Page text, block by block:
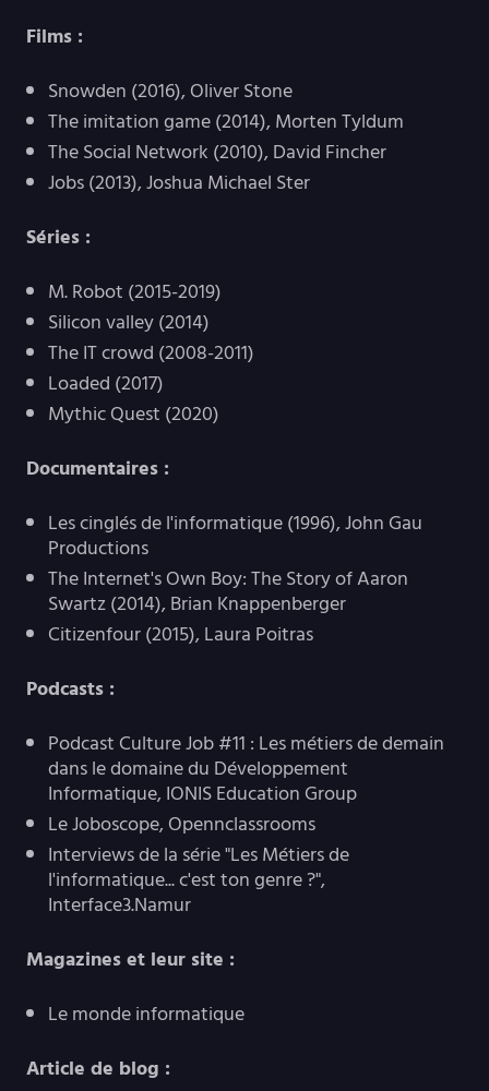
Films :
Snowden (2016), Oliver Stone
The imitation game (2014), Morten Tyldum
The Social Network (2010), David Fincher
Jobs (2013), Joshua Michael Ster
Séries :
M. Robot (2015-2019)
Silicon valley (2014)
The IT crowd (2008-2011)
Loaded (2017)
Mythic Quest (2020)
Documentaires :
Les cinglés de l'informatique (1996), John Gau
Productions
The Internet's Own Boy: The Story of Aaron
Swartz (2014), Brian Knappenberger
Citizenfour (2015), Laura Poitras
Podcasts :
Podcast Culture Job #11 : Les métiers de demain
dans le domaine du Développement
Informatique, IONIS Education Group
Le Joboscope, Opennclassrooms
Interviews de la série "Les Métiers de
l'informatique... c'est ton genre ?",
Interface3.Namur
Magazines et leur site :
Le monde informatique
Article de blog :